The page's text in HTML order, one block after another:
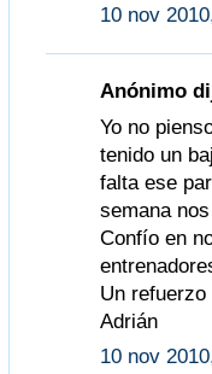
10 nov
Anónimo
Yo no
tenido un
falta ese
semana
Confío en
Un refuerzo
Adrián
10 nov